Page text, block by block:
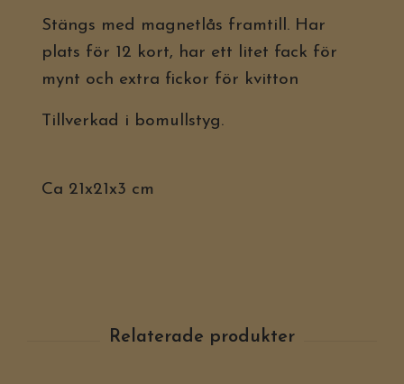
Stängs med magnetlås framtill. Har
plats för 12 kort, har ett litet fack för
mynt och extra fickor för kvitton
Tillverkad i bomullstyg.
Ca 21x21x3 cm